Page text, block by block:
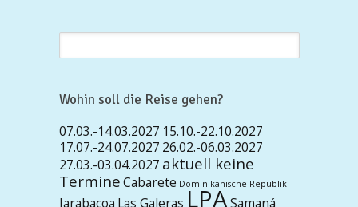
Wohin soll die Reise gehen?
07.03.-14.03.2027 15.10.-22.10.2027
17.07.-24.07.2027 26.02.-06.03.2027
27.03.-03.04.2027 aktuell keine
TermineCabarete Dominikanische Republik
Jarabacoa Las Galeras LPASamaná